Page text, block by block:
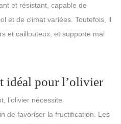
et résistant, capable de
et de climat variées. Toutefois, il
et caillouteux, et supporte mal
idéal pour l’olivier
l’olivier nécessite
de favoriser la fructification. Les